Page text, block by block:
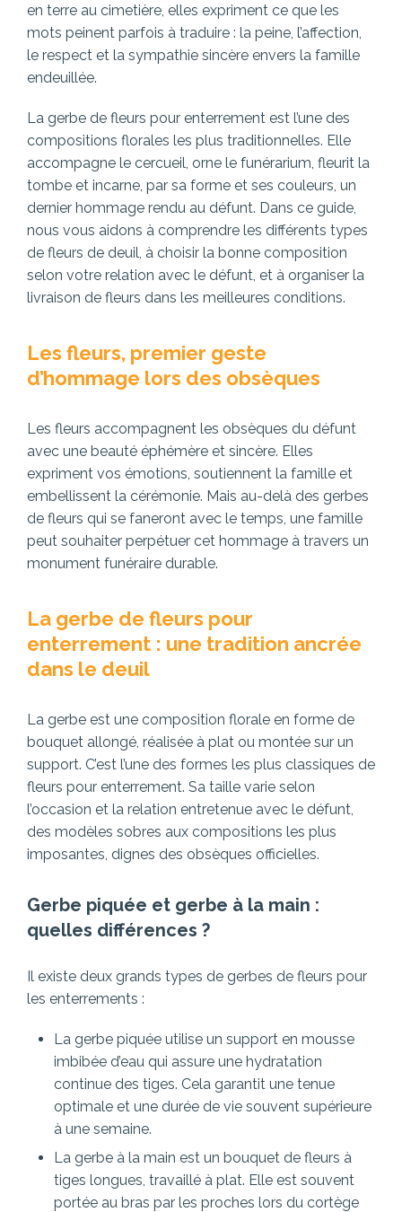
en terre au cimetière, elles expriment ce que les
mots peinent parfois à traduire : la peine, l’affection,
le respect et la sympathie sincère envers la famille
endeuillée.
La gerbe de fleurs pour enterrement est l’une des
compositions florales les plus traditionnelles. Elle
accompagne le cercueil, orne le funérarium, fleurit la
tombe et incarne, par sa forme et ses couleurs, un
dernier hommage rendu au défunt. Dans ce guide,
nous vous aidons à comprendre les différents types
de fleurs de deuil, à choisir la bonne composition
selon votre relation avec le défunt, et à organiser la
livraison de fleurs dans les meilleures conditions.
Les fleurs, premier geste
d’hommage lors des obsèques
Les fleurs accompagnent les obsèques du défunt
avec une beauté éphémère et sincère. Elles
expriment vos émotions, soutiennent la famille et
embellissent la cérémonie. Mais au-delà des gerbes
de fleurs qui se faneront avec le temps, une famille
peut souhaiter perpétuer cet hommage à travers un
monument funéraire durable.
La gerbe de fleurs pour
enterrement : une tradition ancrée
dans le deuil
La gerbe est une composition florale en forme de
bouquet allongé, réalisée à plat ou montée sur un
support. C’est l’une des formes les plus classiques de
fleurs pour enterrement. Sa taille varie selon
l’occasion et la relation entretenue avec le défunt,
des modèles sobres aux compositions les plus
imposantes, dignes des obsèques officielles.
Gerbe piquée et gerbe à la main :
quelles différences ?
Il existe deux grands types de gerbes de fleurs pour
les enterrements :
La gerbe piquée utilise un support en mousse
imbibée d’eau qui assure une hydratation
continue des tiges. Cela garantit une tenue
optimale et une durée de vie souvent supérieure
à une semaine.
La gerbe à la main est un bouquet de fleurs à
tiges longues, travaillé à plat. Elle est souvent
portée au bras par les proches lors du cortège